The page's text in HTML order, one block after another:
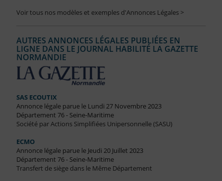
Voir tous nos modèles et exemples d'Annonces Légales >
AUTRES ANNONCES LÉGALES PUBLIÉES EN
LIGNE DANS LE JOURNAL HABILITÉ LA GAZETTE
NORMANDIE
SAS ECOUTIX
Annonce légale parue le Lundi 27 Novembre 2023
Département 76 - Seine-Maritime
Société par Actions Simplifiées Unipersonnelle (SASU)
ECMO
Annonce légale parue le Jeudi 20 Juillet 2023
Département 76 - Seine-Maritime
Transfert de siège dans le Même Département